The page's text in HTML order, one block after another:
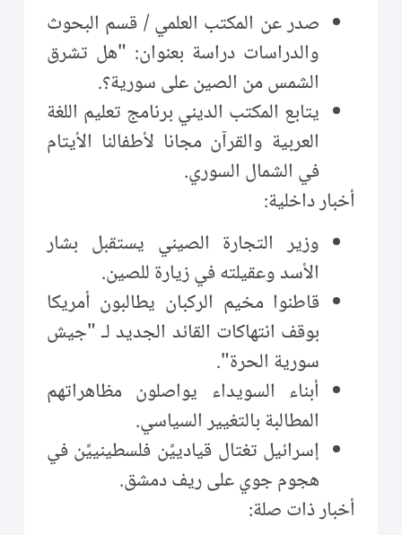
صدر عن المكتب العلمي / قسم البحوث
والدراسات دراسة بعنوان: "هل تشرق
الشمس من الصين على سورية؟.
يتابع المكتب الديني برنامج تعليم اللغة
العربية والقرآن مجانا لأطفالنا الأيتام
في الشمال السوري.
أخبار داخلية:
وزير التجارة الصيني يستقبل بشار
الأسد وعقيلته في زيارة للصين.
قاطنوا مخيم الركبان يطالبون أمريكا
بوقف انتهاكات القائد الجديد لـ "جيش
سورية الحرة".
أبناء السويداء يواصلون مظاهراتهم
المطالبة بالتغيير السياسي.
إسرائيل تغتال قيادييَّن فلسطينييَّن في
هجوم جوي على ريف دمشق.
أخبار ذات صلة: